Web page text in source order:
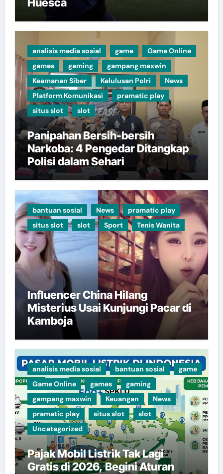
analisis media sosial game
Game Online
games
gaming
gampang maxwin
Keamanan Siber
Kelulusan Polri
News
Platform Komunikasi
pramatic play
situs slot
slot
Panipahan Bersih-bersih
Narkoba: 4 Pengedar Ditangkap
Polisi dalam Sehari
bantuan sosial News
pramatic play
situs slot
slot Sport Tenis Wanita
Influencer China Hilang
Misterius Usai Kunjungi Pacar di
Kamboja
analisis media sosial bantuan sosial
game
Game Online
games
gaming
gampang maxwin
Keuangan
News
pramatic play
situs slot
slot
Uncategorized
Pajak Mobil Listrik Tak Lagi
Gratis di 2026, Begini Aturan